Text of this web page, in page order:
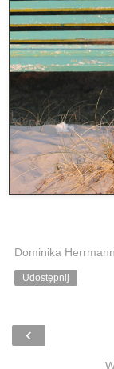
Dominika Herrmann
Udostępnij
‹